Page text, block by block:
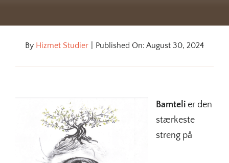
By Hizmet Studier Published On: August 30, 2024
Bamtelier den
stærkeste
streng på